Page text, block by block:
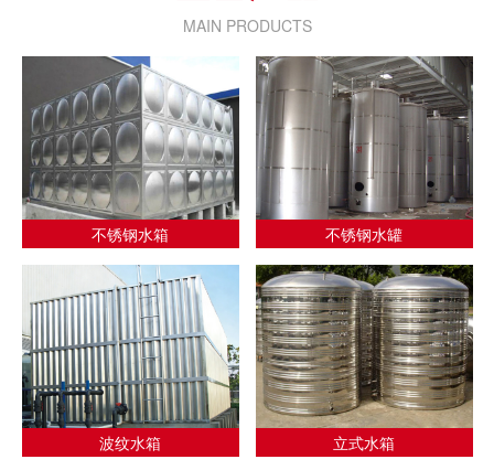
MAIN PRODUCTS
不锈钢水箱 不锈钢水罐
波纹水箱 立式水箱